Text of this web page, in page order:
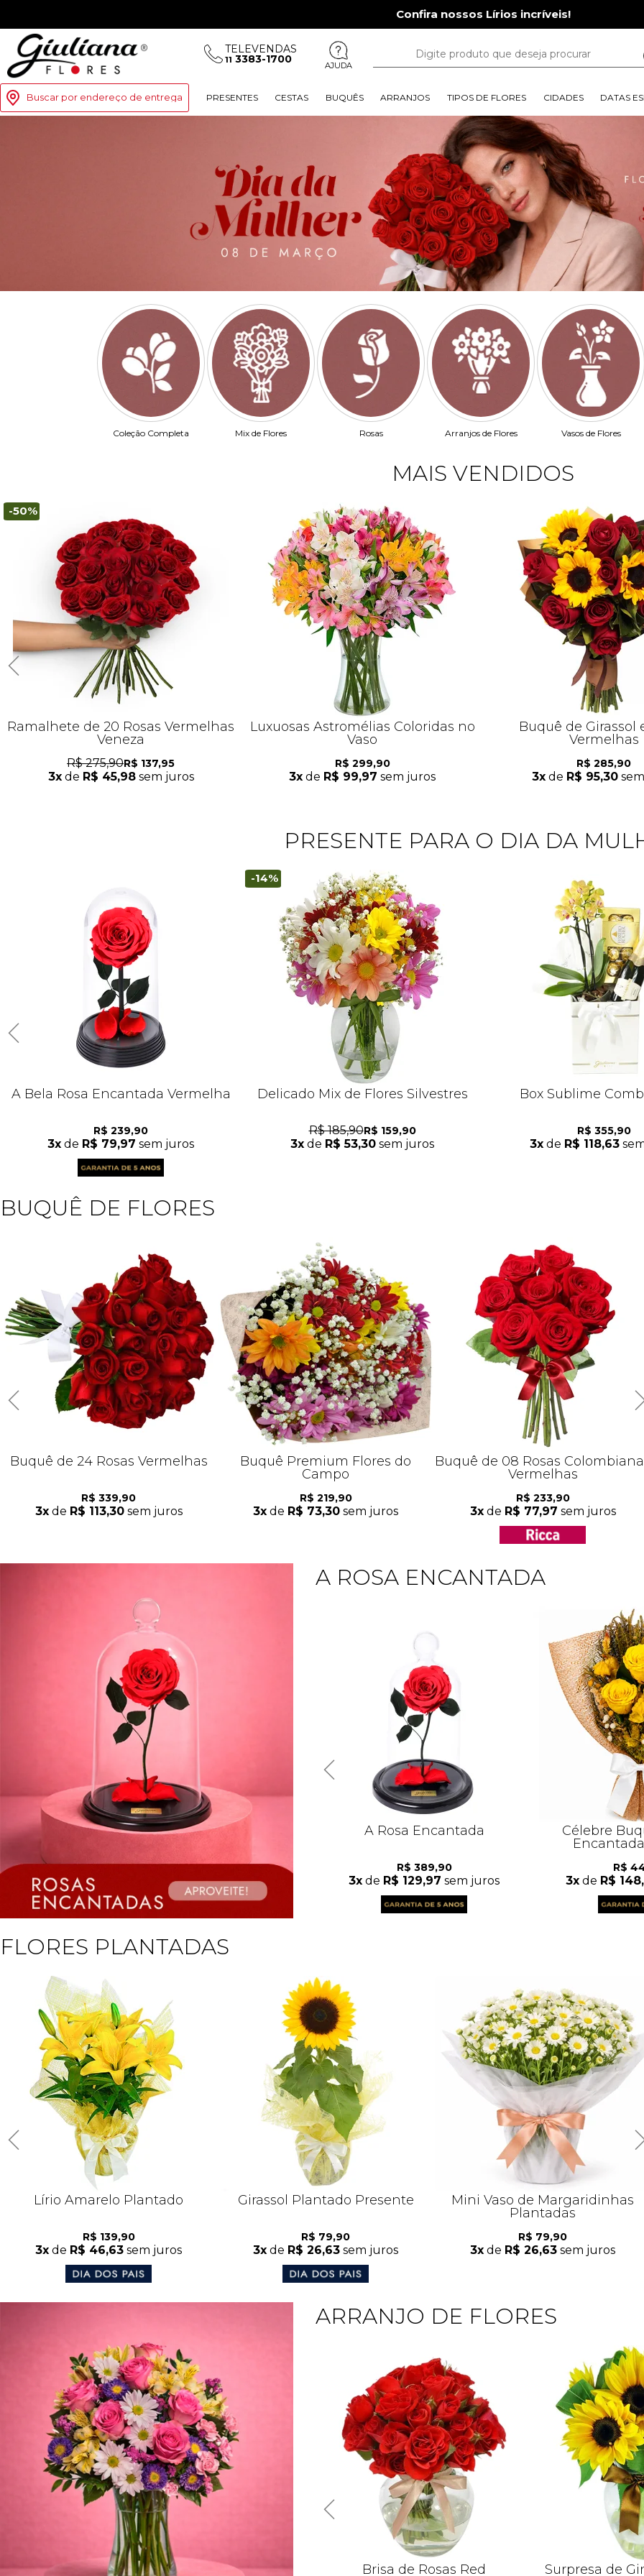
Confira nossos Lírios incríveis!
TELEVENDAS
11 3383-1700 AJUDA
Buscar por endereço de entrega PRESENTES CESTAS BUQUÊS ARRANJOS TIPOS DE FLORES CIDADES DATAS
Coleção Completa Mix de Flores Rosas Arranjos de Flores Vasos de Flores
MAIS VENDIDOS
-50%
Ramalhete de 20 Rosas Vermelhas
Veneza
R$ 275,90R$ 137,95
3x de R$ 45,98sem juros
Luxuosas Astromélias Coloridas no
Vaso
R$ 299,90
3x de R$ 99,97 sem juros
Buquê de Girassol
Vermelhas
R$ 285,90
3x de R$ 95,30
PRESENTE PARA O DIA DA
A Bela Rosa Encantada Vermelha
R$ 239,90
3x de R$ 79,97 sem juros
-14%
Delicado Mix de Flores Silvestres
R$ 185,90R$ 159,90
3x de R$ 53,30 sem juros
Box Sublime
R$ 355,90
3x de R$ 118,63
BUQUÊ DE FLORES
Buquê de 24 Rosas Vermelhas
R$ 339,90
3x de R$ 113,30sem juros
Buquê Premium Flores do
Campo
R$ 219,90
3x de R$ 73,30 sem juros
Buquê de 08 Rosas
Vermelhas
R$ 233,90
3x de R$ 77,97 sem juros
A ROSA ENCANTADA
A Rosa Encantada
R$ 389,90
3x de R$ 129,97 sem juros
Célebre
R$
3x de R$
FLORES PLANTADAS
Lírio Amarelo Plantado
R$ 139,90
3x de R$ 46,63 sem juros
Girassol Plantado Presente
R$ 79,90
3x de R$ 26,63 sem juros
Mini Vaso de Margaridinhas
Plantadas
R$ 79,90
3x de R$ 26,63 sem juros
ARRANJO DE FLORES
Brisa de Rosas Red Surpresa de